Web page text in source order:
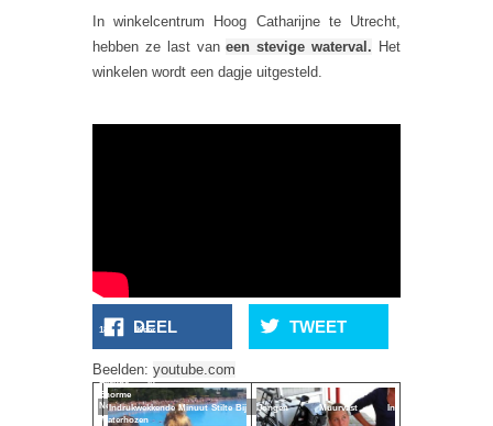
In winkelcentrum Hoog Catharijne te Utrecht,
hebben ze last vaneen stevige waterval. Het
winkelen wordt een dagje uitgesteld.
DEEL TWEET
Beelden: youtube.com
18 Keer
Ellende In
Nederland
Indrukwekkende Minuut Stilte Bij Jongen Muurvast In
Enorme
Waterhozen